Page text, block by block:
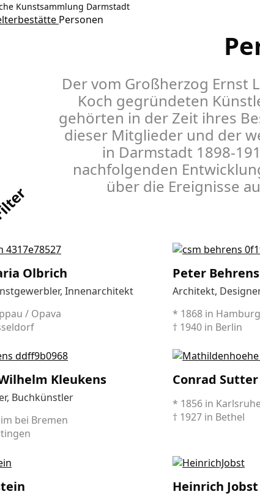
Kunstsammlung Darmstadt
Personen
Der vom Groß­­herzog Ernst
Koch gegründeten
gehörten in der Zeit ihres
dieser Mitglieder und der
in Darmstadt 1898-
nachfolgenden
über die Ereignisse
Olbrich
Innenarchitekt
/ Opava
Peter Behrens
Architekt,
* 1868 in Hamburg
† 1940 in Berlin
Kleukens
Buchkünstler
bei Bremen
Conrad Sutter
* 1856 in
† 1927 in Bethel
Heinrich Jobst